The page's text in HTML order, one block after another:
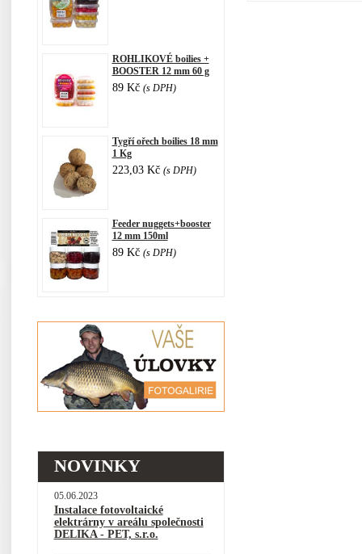
ROHLIKOVÉ boilies +
BOOSTER 12 mm 60 g
89 Kč (s DPH)
Tygří ořech boilies 18 mm
1 Kg
223,03 Kč (s DPH)
Feeder nuggets+booster
12 mm 150ml
89 Kč (s DPH)
NOVINKY
05.06.2023
Instalace fotovoltaické
elektrárny v areálu společnosti
DELIKA - PET, s.r.o.